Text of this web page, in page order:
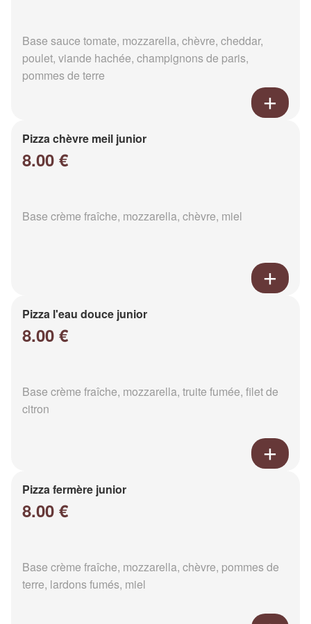
Base sauce tomate, mozzarella, chèvre, cheddar,
poulet, viande hachée, champignons de paris,
pommes de terre
Pizza chèvre meil junior
8.00 €
Base crème fraîche, mozzarella, chèvre, miel
Pizza l'eau douce junior
8.00 €
Base crème fraîche, mozzarella, truite fumée, filet de
citron
Pizza fermère junior
8.00 €
Base crème fraîche, mozzarella, chèvre, pommes de
terre, lardons fumés, miel